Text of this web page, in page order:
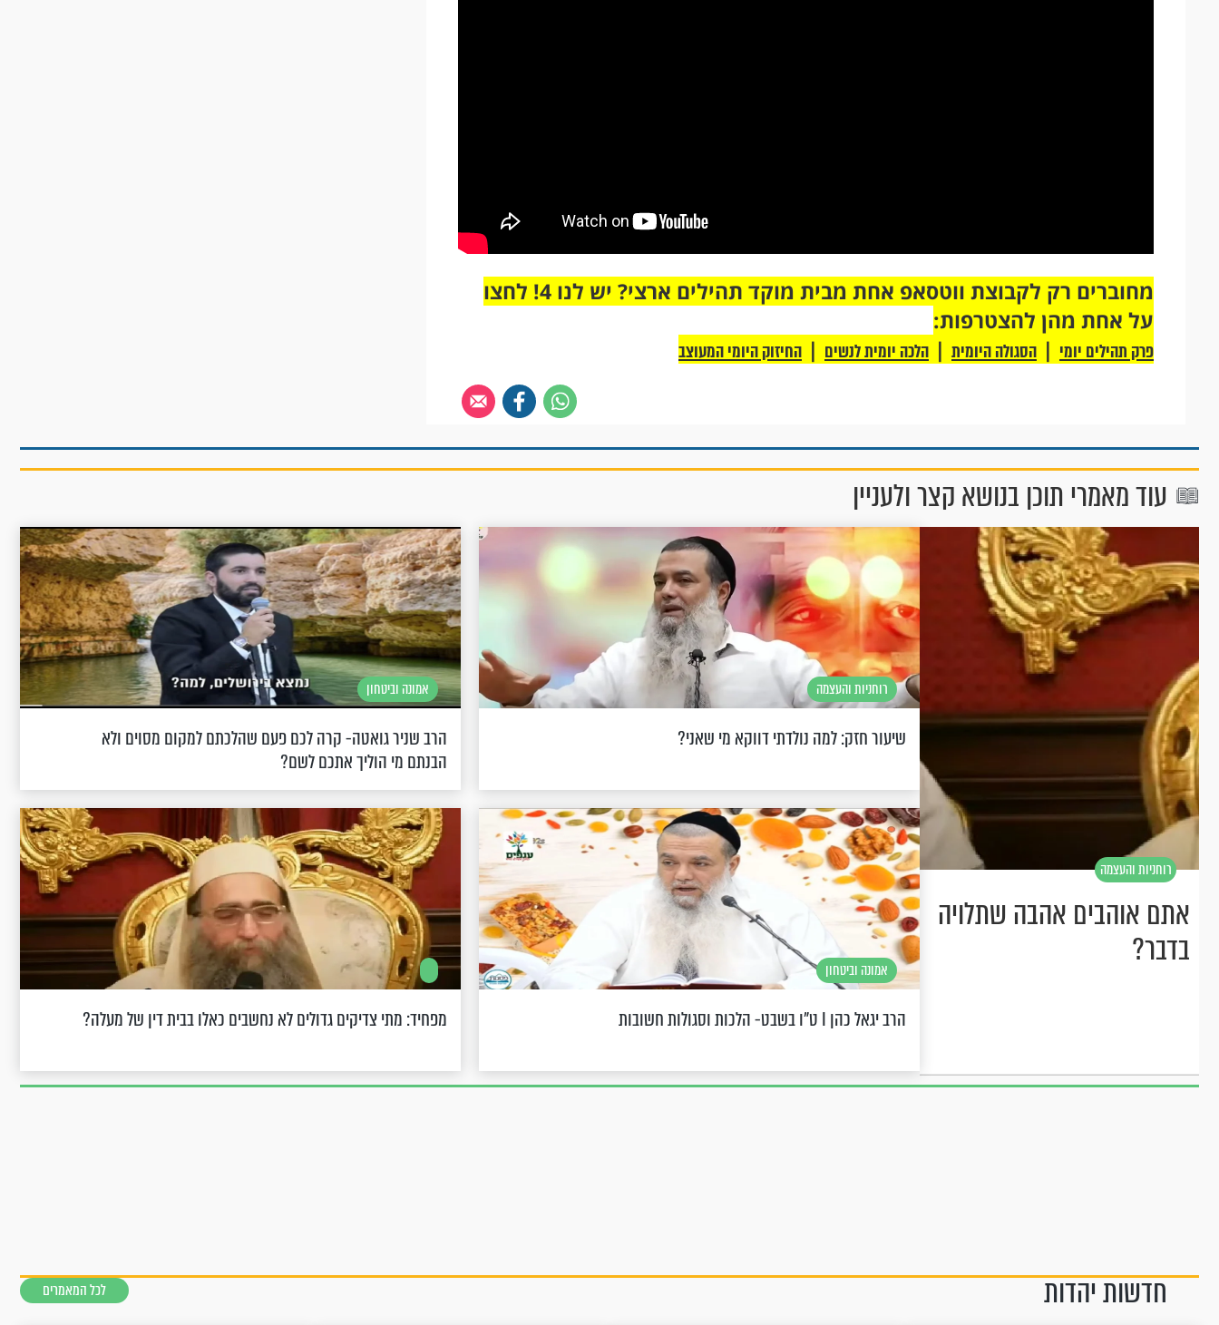
מחוברים רק לקבוצת ווטסאפ אחת מבית מוקד תהילים ארצי? יש לנו 4! לחצו
על אחת מהן להצטרפות:
פרק תהילים יומי | הסגולה היומית | הלכה יומית לנשים | החיזוק היומי המעוצב
עוד מאמרי תוכן בנושא קצר ולעניין
רוחניות והעצמה
אתם אוהבים אהבה שתלויה
בדבר?
רוחניות והעצמה
שיעור חזק: למה נולדתי דווקא מי שאני?
אמונה וביטחון
הרב שניר גואטה- קרה לכם פעם שהלכתם למקום מסוים ולא
הבנתם מי הוליך אתכם לשם?
אמונה וביטחון
הרב יגאל כהן I ט"ו בשבט- הלכות וסגולות חשובות מפחיד: מתי צדיקים גדולים לא נחשבים כאלו בבית דין של מעלה?
חדשות יהדות לכל המאמרים